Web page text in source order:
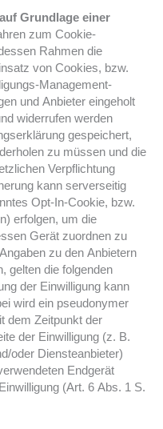
Grundlage einer
zum Cookie-
Rahmen die
von Cookies, bzw.
Management-
und Anbieter eingeholt
widerrufen werden
gespeichert,
zu müssen und die
Verpflichtung
kann serverseitig
Opt-In-Cookie, bzw.
erfolgen, um die
Gerät zuordnen zu
zu den Anbietern
gelten die folgenden
der Einwilligung kann
wird ein pseudonymer
dem Zeitpunkt der
der Einwilligung (z. B.
oder Diensteanbieter)
Endgerät
Einwilligung (Art. 6 Abs. 1 S.